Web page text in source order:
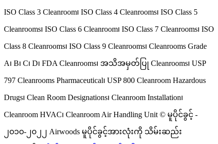
ISO Class 3 Cleanroom၊ ISO Class 4 Cleanrooms၊ ISO Class 5
Cleanrooms၊ ISO Class 6 Cleanroom၊ ISO Class 7 Cleanrooms၊ ISO
Class 8 Cleanrooms၊ ISO Class 9 Cleanrooms၊ Cleanrooms Grade
A၊ B၊ C၊ D၊ FDA Cleanrooms၊ အသိအမှတ်ပြု Cleanrooms၊ USP
797 Cleanrooms Pharmaceutical၊ USP 800 Cleanroom Hazardous
Drugs၊ Clean Room Designations၊ Cleanroom Installation၊
Cleanroom HVAC၊ Cleanroom Air Handling Unit © မူပိုင်ခွင့် -
၂၀၁၀-၂၀၂၂ Airwoods မူပိုင်ခွင့်အားလုံးကို သိမ်းဆည်း